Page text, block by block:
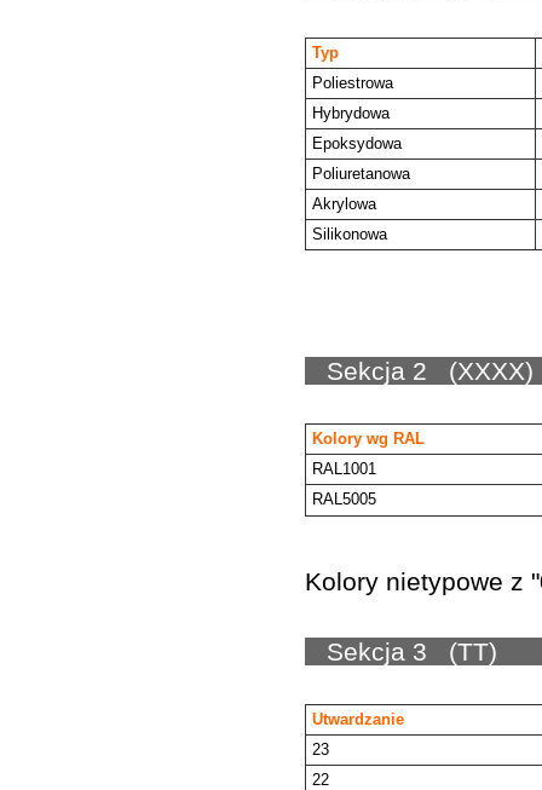
Typ
Poliestrowa
Hybrydowa
Epoksydowa
Poliuretanowa
Akrylowa
Silikonowa
Kolory wg RAL
RAL1001
RAL5005
Kolory nietypowe z
Utwardzanie
23
22